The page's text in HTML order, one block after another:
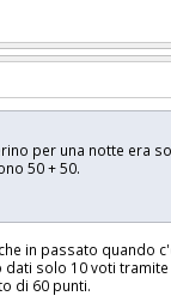
per una notte era
50 + 50.
in passato quando
solo 10 voti
di 60 punti.